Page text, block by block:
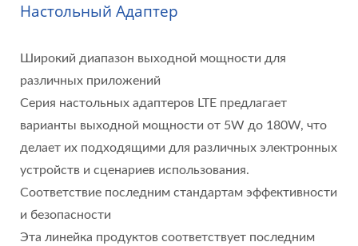
Настольный Адаптер
Широкий диапазон выходной мощности для
различных приложений
Серия настольных адаптеров LTE предлагает
варианты выходной мощности от 5W до 180W, что
делает их подходящими для различных электронных
устройств и сценариев использования.
Соответствие последним стандартам эффективности
и безопасности
Эта линейка продуктов соответствует последним